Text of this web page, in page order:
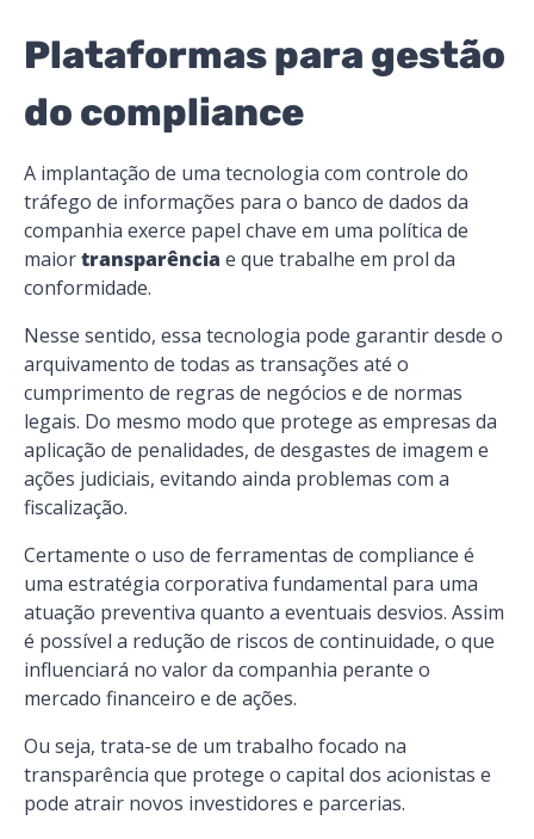
Plataformas para gestão
do compliance
A implantação de uma tecnologia com controle do
tráfego de informações para o banco de dados da
companhia exerce papel chave em uma política de
maiortransparência e que trabalhe em prol da
conformidade.
Nesse sentido, essa tecnologia pode garantir desde o
arquivamento de todas as transações até o
cumprimento de regras de negócios e de normas
legais. Do mesmo modo que protege as empresas da
aplicação de penalidades, de desgastes de imagem e
ações judiciais, evitando ainda problemas com a
fiscalização.
Certamente o uso de ferramentas de compliance é
uma estratégia corporativa fundamental para uma
atuação preventiva quanto a eventuais desvios. Assim
é possível a redução de riscos de continuidade, o que
influenciará no valor da companhia perante o
mercado financeiro e de ações.
Ou seja, trata-se de um trabalho focado na
transparência que protege o capital dos acionistas e
pode atrair novos investidores e parcerias.